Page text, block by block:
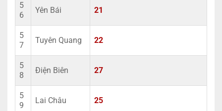
5
6
Yên Bái 21
5
7
Tuyên Quang 22
5
8
Điện Biên 27
5
9
Lai Châu 25